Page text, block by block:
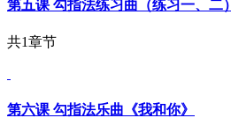
第五课 勾指法练习曲（练习一、二）
共1章节
第六课 勾指法乐曲《我和你》